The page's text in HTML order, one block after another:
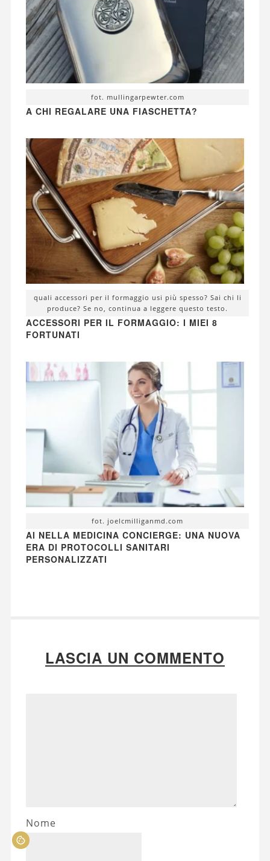
fot. mullingarpewter.com
A CHI REGALARE UNA FIASCHETTA?
quali accessori per il formaggio usi più spesso? Sai chi li
produce? Se no, continua a leggere questo testo.
ACCESSORI PER IL FORMAGGIO: I MIEI 8
FORTUNATI
fot. joelcmilliganmd.com
AI NELLA MEDICINA CONCIERGE: UNA NUOVA
ERA DI PROTOCOLLI SANITARI
PERSONALIZZATI
LASCIA UN COMMENTO
Nome